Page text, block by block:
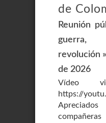
de
Reunión
guerra,
revolución
de 2026
Vídeo
https://